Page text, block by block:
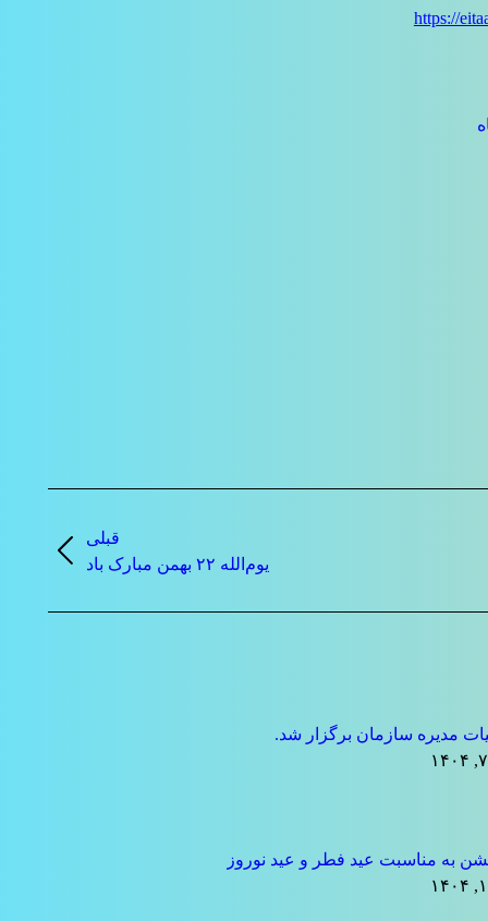
https://
قبلی
نوشته
یوم‌الله ۲۲ بهمن مبارک باد
مدیره سازمان برگزار شد.
به مناسبت عید فطر و عید نوروز